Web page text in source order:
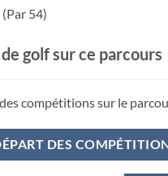
54)
golf sur ce parcours
compétitions sur le
DES